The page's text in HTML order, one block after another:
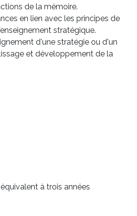
de la mémoire.
en lien avec les principes de
stratégique.
d'une stratégie ou d'un
et développement de la
à trois années